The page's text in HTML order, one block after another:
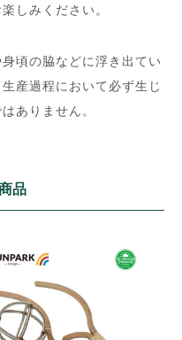
しみください。
頃の脇などに浮き出てい
産過程において必ず生じ
ありません。
品